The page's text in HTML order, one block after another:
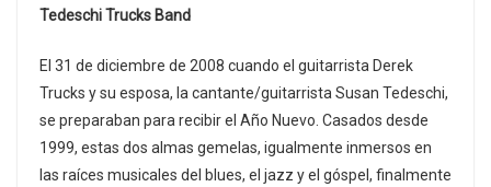
Tedeschi Trucks Band
El 31 de diciembre de 2008 cuando el guitarrista Derek
Trucks y su esposa, la cantante/guitarrista Susan Tedeschi,
se preparaban para recibir el Año Nuevo. Casados desde
1999, estas dos almas gemelas, igualmente inmersos en
las raíces musicales del blues, el jazz y el góspel, finalmente